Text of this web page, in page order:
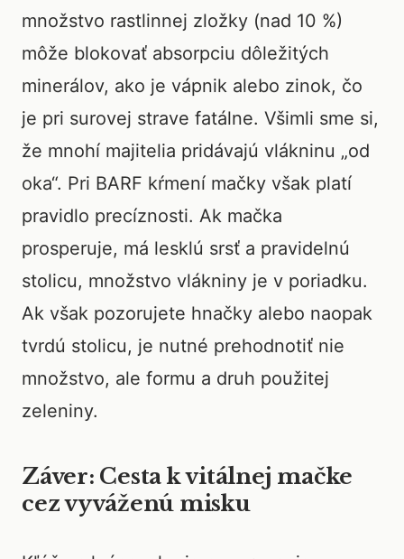
množstvo rastlinnej zložky (nad 10 %)
môže blokovať absorpciu dôležitých
minerálov, ako je vápnik alebo zinok, čo
je pri surovej strave fatálne. Všimli sme si,
že mnohí majitelia pridávajú vlákninu „od
oka“. Pri BARF kŕmení mačky však platí
pravidlo precíznosti. Ak mačka
prosperuje, má lesklú srsť a pravidelnú
stolicu, množstvo vlákniny je v poriadku.
Ak však pozorujete hnačky alebo naopak
tvrdú stolicu, je nutné prehodnotiť nie
množstvo, ale formu a druh použitej
zeleniny.
Záver: Cesta k vitálnej mačke
cez vyváženú misku